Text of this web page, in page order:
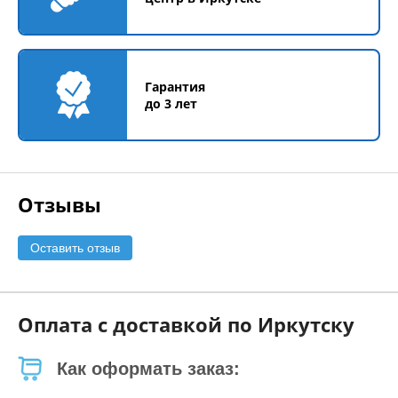
Гарантия
до 3 лет
Отзывы
Оставить отзыв
Оплата с доставкой по Иркутску
Как оформать заказ: